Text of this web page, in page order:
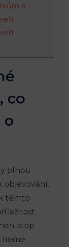
a
co
o
plnou
⁣objevování.
těmto
stop